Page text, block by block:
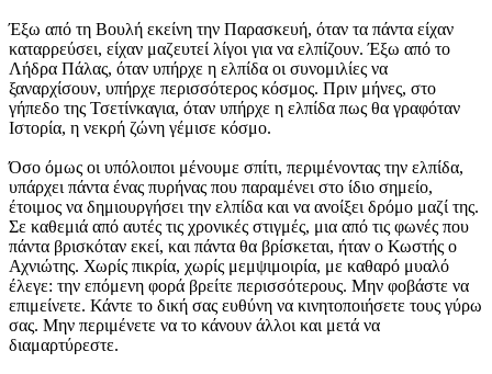
Έξω από τη Βουλή εκείνη την Παρασκευή, όταν τα πάντα είχαν
καταρρεύσει, είχαν μαζευτεί λίγοι για να ελπίζουν. Έξω από το
Λήδρα Πάλας, όταν υπήρχε η ελπίδα οι συνομιλίες να
ξαναρχίσουν, υπήρχε περισσότερος κόσμος. Πριν μήνες, στο
γήπεδο της Τσετίνκαγια, όταν υπήρχε η ελπίδα πως θα γραφόταν
Ιστορία, η νεκρή ζώνη γέμισε κόσμο.
Όσο όμως οι υπόλοιποι μένουμε σπίτι, περιμένοντας την ελπίδα,
υπάρχει πάντα ένας πυρήνας που παραμένει στο ίδιο σημείο,
έτοιμος να δημιουργήσει την ελπίδα και να ανοίξει δρόμο μαζί της.
Σε καθεμιά από αυτές τις χρονικές στιγμές, μια από τις φωνές που
πάντα βρισκόταν εκεί, και πάντα θα βρίσκεται, ήταν ο Κωστής ο
Αχνιώτης. Χωρίς πικρία, χωρίς μεμψιμοιρία, με καθαρό μυαλό
έλεγε: την επόμενη φορά βρείτε περισσότερους. Μην φοβάστε να
επιμείνετε. Κάντε το δική σας ευθύνη να κινητοποιήσετε τους γύρω
σας. Μην περιμένετε να το κάνουν άλλοι και μετά να
διαμαρτύρεστε.